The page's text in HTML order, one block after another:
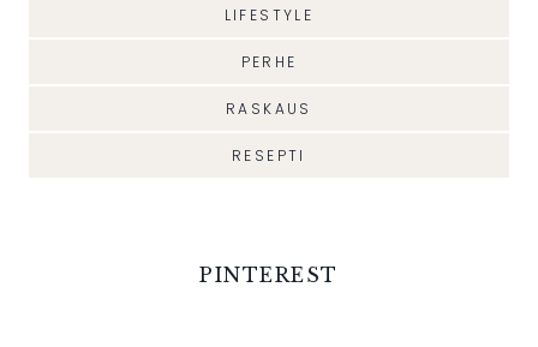
LIFESTYLE
PERHE
RASKAUS
RESEPTI
PINTEREST